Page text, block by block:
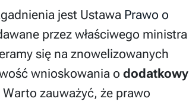
jest Ustawa Prawo o
przez właściwego ministra
się na znowelizowanych
wnioskowania o dodatkowy
zauważyć, że prawo